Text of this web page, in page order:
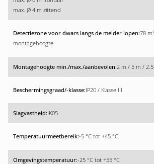
max. Ø 4 m zittend
78
montagehoogte
2 m / 5 m /
IP20 / Klasse III
IK05
-5 °C tot +45 °C
-25 °C tot +55 °C